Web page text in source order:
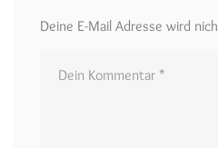
Deine E-Mail Adresse wird